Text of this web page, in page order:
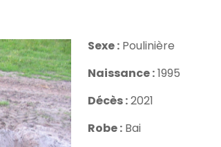
Sexe : Poulinière
Naissance :1995
Décès :2021
Robe : Bai